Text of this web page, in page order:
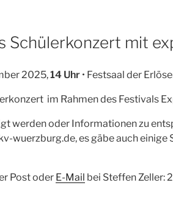
Schülerkonzert mit
2025,14 Uhr • Festsaal der
im Rahmen des Festivals
werden oder Informationen zu
wuerzburg.de, es gäbe auch
Post oder E-Mail bei Steffen Zeller: